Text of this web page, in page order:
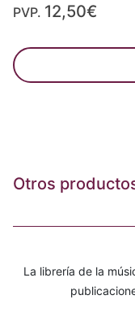
PVP. 12,50€
Otros
La librería de la